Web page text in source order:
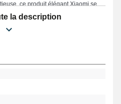
ce produit élégant Xiaomi se
options compatibles pour un
la description